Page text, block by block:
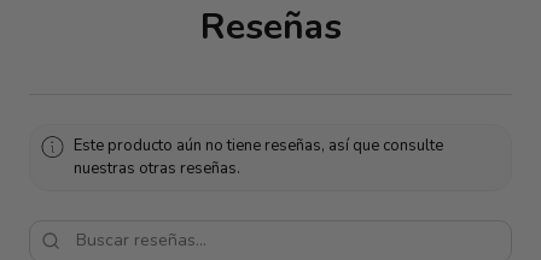
Reseñas
Este producto aún no tiene reseñas, así que consulte
nuestras otras reseñas.